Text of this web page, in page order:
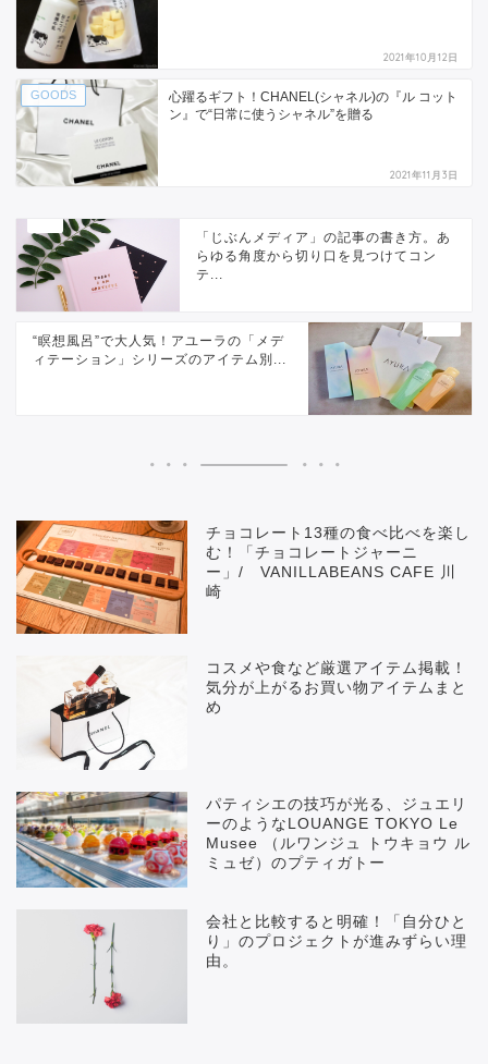
2021年10月12日
GOODS
心躍るギフト！CHANEL(シャネル)の『ル コット
ン』で“日常に使うシャネル”を贈る
2021年11月3日
「じぶんメディア」の記事の書き方。あ
らゆる角度から切り口を見つけてコン
テ...
“瞑想風呂”で大人気！アユーラの「メデ
ィテーション」シリーズのアイテム別...
チョコレート13種の食べ比べを楽し
む！「チョコレートジャーニ
ー」/ VANILLABEANS CAFE 川
崎
コスメや食など厳選アイテム掲載！
気分が上がるお買い物アイテムまと
め
パティシエの技巧が光る、ジュエリ
ーのようなLOUANGE TOKYO Le
Musee （ルワンジュ トウキョウ ル
ミュゼ）のプティガトー
会社と比較すると明確！「自分ひと
り」のプロジェクトが進みずらい理
由。